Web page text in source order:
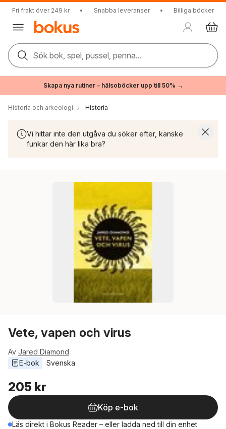
Fri frakt över 249 kr • Snabba leveranser • Billiga böcker
Sök bok, spel, pussel, penna...
Skapa nya rutiner – hälsoböcker upp till 50% →
Historia och arkeologi Historia
Vi hittar inte den utgåva du söker efter, kanske
funkar den här lika bra?
Vete, vapen och virus
Av Jared Diamond
E-bok
Svenska
205 kr
Köp e-bok
Läs direkt i Bokus Reader – eller ladda ned till din enhet